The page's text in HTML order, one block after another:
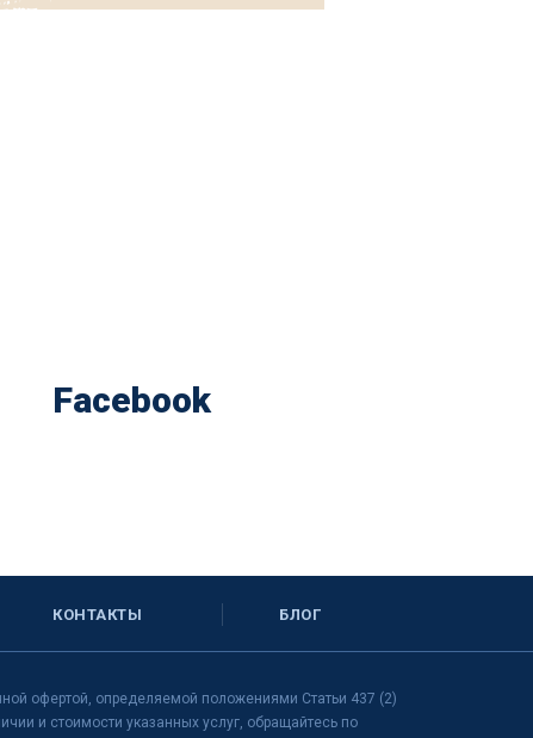
Facebook
КОНТАКТЫ БЛОГ
офертой, определяемой положениями Статьи 437 (2)
и стоимости указанных услуг, обращайтесь по